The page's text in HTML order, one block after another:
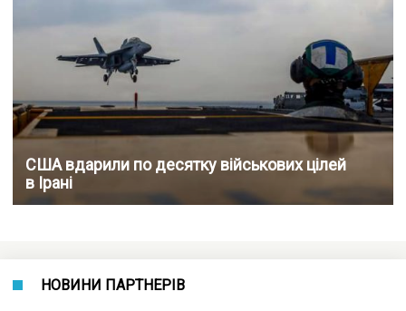
США вдарили по десятку військових цілей
в Ірані
НОВИНИ ПАРТНЕРІВ